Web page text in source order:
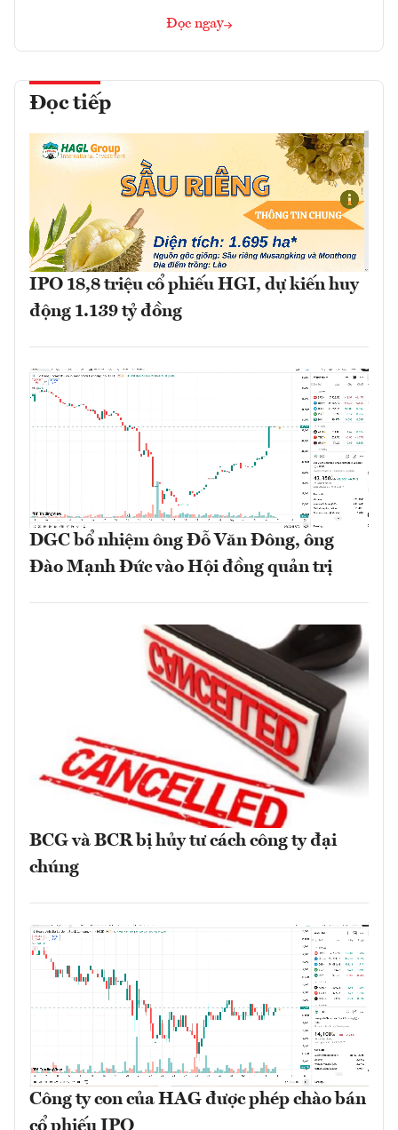
Đọc ngay
Đọc tiếp
IPO 18,8 triệu cổ phiếu HGI, dự kiến huy
động 1.139 tỷ đồng
DGC bổ nhiệm ông Đỗ Văn Đông, ông
Đào Mạnh Đức vào Hội đồng quản trị
BCG và BCR bị hủy tư cách công ty đại
chúng
Công ty con của HAG được phép chào bán